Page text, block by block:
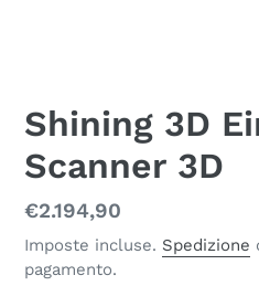
Shining 3D
Scanner 3D
Prezzo
di
listino
€2.194,90
Imposte incluse. Spedizione
pagamento.